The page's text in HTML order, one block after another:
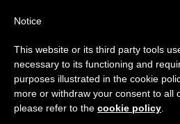
باباوات
Notice
This website or its third party tools
necessary to its functioning and
purposes illustrated in the cookie
more or withdraw your consent to all
please refer to the cookie policy